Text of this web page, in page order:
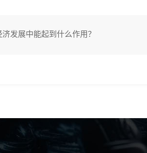
发展中能起到什么作用？